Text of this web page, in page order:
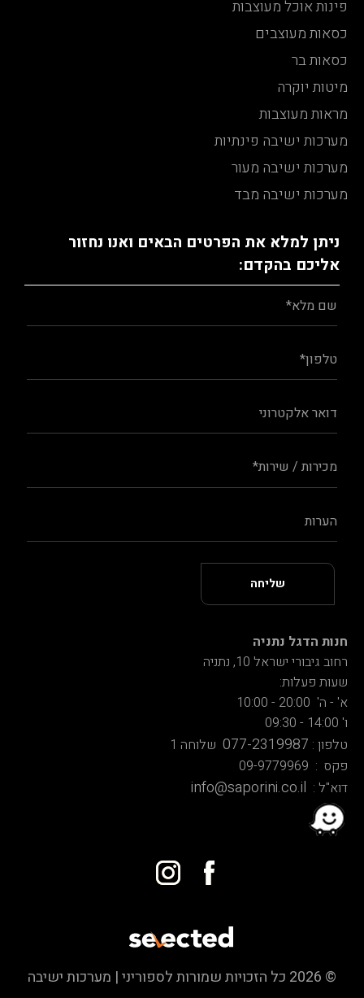
פינות אוכל מעוצבות
כסאות מעוצבים
כסאות בר
מיטות יוקרה
מראות מעוצבות
מערכות ישיבה פינתיות
מערכות ישיבה מעור
מערכות ישיבה מבד
ניתן למלא את הפרטים הבאים ואנו נחזור
אליכם בהקדם:
חנות הדגל נתניה
רחוב גיבורי ישראל 10, נתניה
שעות פעלות:
א' - ה' 20:00 - 10:00
ו' 14:00 - 09:30
טלפון : 077-2319987 שלוחה 1
פקס : 09-9779969
דוא"ל : info@saporini.co.il
© 2026 כל הזכויות שמורות לספוריני | מערכות ישיבה